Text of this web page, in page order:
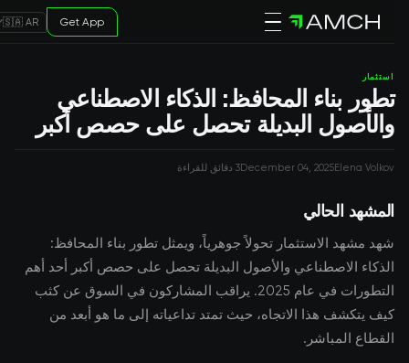
🇸🇦 AR Get App
استثمار
تطور بناء المحافظ: الذكاء الاصطناعي
والأصول البديلة تحصل على حصص أكبر
Elena Volkov
December 04, 20253 دقائق للقراءة
المشهد الحالي
شهد مشهد الاستثمار تحولاً جوهرياً، ويمثل تطور بناء المحافظ:
الذكاء الاصطناعي والأصول البديلة تحصل على حصص أكبر أحد أهم
التطورات في عام 2025. يراقب المشاركون في السوق عن كثب
كيف يتكشف هذا الاتجاه، حيث تمتد تداعياته إلى ما هو أبعد من
القطاع المباشر.